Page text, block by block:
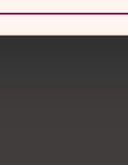
se dig